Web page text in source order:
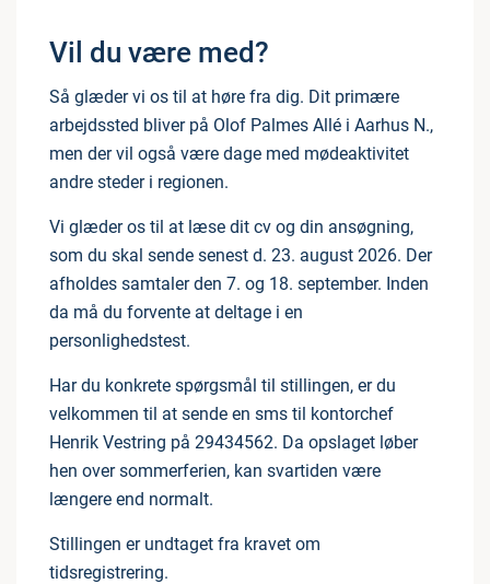
Vil du være med?
Så glæder vi os til at høre fra dig. Dit primære
arbejdssted bliver på Olof Palmes Allé i Aarhus N.,
men der vil også være dage med mødeaktivitet
andre steder i regionen.
Vi glæder os til at læse dit cv og din ansøgning,
som du skal sende senest d. 23. august 2026. Der
afholdes samtaler den 7. og 18. september. Inden
da må du forvente at deltage i en
personlighedstest.
Har du konkrete spørgsmål til stillingen, er du
velkommen til at sende en sms til kontorchef
Henrik Vestring på 29434562. Da opslaget løber
hen over sommerferien, kan svartiden være
længere end normalt.
Stillingen er undtaget fra kravet om
tidsregistrering.